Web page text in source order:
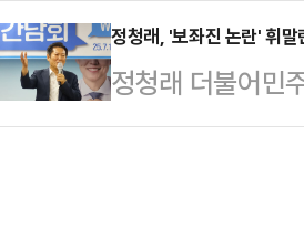
윤상현 의원이 주
냥해 "대다수 국
그렇지 않다고
초반부터 의혹 해
다는 관측이다.
대통령을 옹호한
정청래, '보좌진 논란' 휘
정청래 더불어민
성가족부 장관